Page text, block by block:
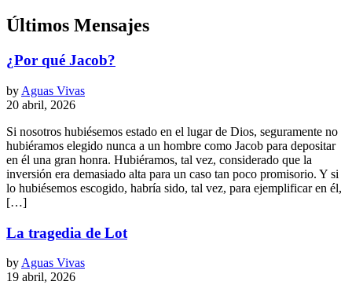
Últimos Mensajes
¿Por qué Jacob?
by Aguas Vivas
20 abril, 2026
Si nosotros hubiésemos estado en el lugar de Dios, seguramente no
hubiéramos elegido nunca a un hombre como Jacob para depositar
en él una gran honra. Hubiéramos, tal vez, considerado que la
inversión era demasiado alta para un caso tan poco promisorio. Y si
lo hubiésemos escogido, habría sido, tal vez, para ejemplificar en él,
[…]
La tragedia de Lot
by Aguas Vivas
19 abril, 2026